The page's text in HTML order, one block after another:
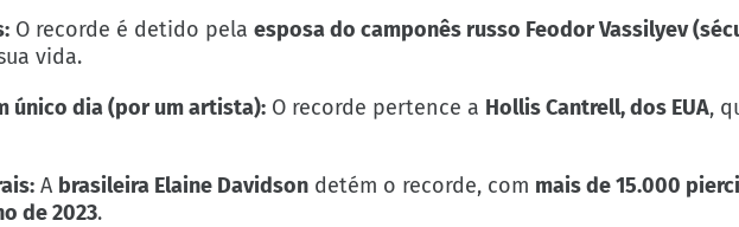
O recorde é detido pela esposa do camponês russo Feodor Vassilyev
vida.
único dia (por um artista): O recorde pertence a Hollis Cantrell, dos EUA,
A brasileira Elaine Davidson detém o recorde, com mais de 15.000
de 2023.